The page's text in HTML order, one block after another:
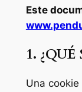
Este
1.
Una